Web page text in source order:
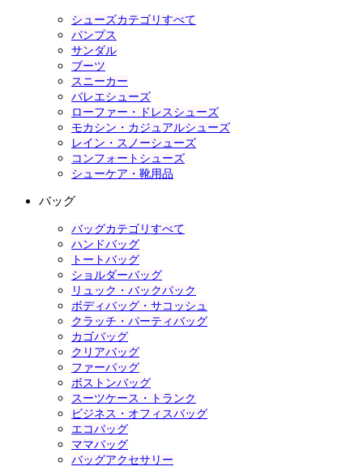
シューズカテゴリすべて
パンプス
サンダル
ブーツ
スニーカー
バレエシューズ
ローファー・ドレスシューズ
モカシン・カジュアルシューズ
レイン・スノーシューズ
コンフォートシューズ
シューケア・靴用品
バッグ
バッグカテゴリすべて
ハンドバッグ
トートバッグ
ショルダーバッグ
リュック・バックパック
ボディバッグ・サコッシュ
クラッチ・パーティバッグ
カゴバッグ
クリアバッグ
ファーバッグ
ボストンバッグ
スーツケース・トランク
ビジネス・オフィスバッグ
エコバッグ
ママバッグ
バッグアクセサリー